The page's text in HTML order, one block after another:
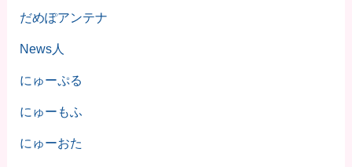
だめぽアンテナ
News人
にゅーぷる
にゅーもふ
にゅーおた